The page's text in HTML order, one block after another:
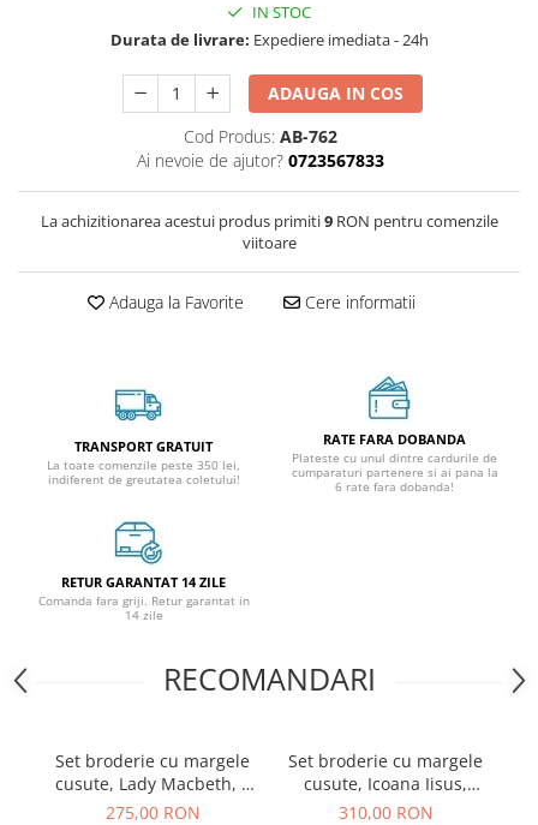
IN STOC
Durata de livrare: Expediere imediata - 24h
ADAUGA IN COS
Cod Produs: AB-762
Ai nevoie de ajutor? 0723567833
La achizitionarea acestui produs primiti9RON pentru comenzile
viitoare
Adauga la Favorite Cere informatii
TRANSPORT GRATUIT
La toate comenzile peste 350 lei,
indiferent de greutatea coletului!
RATE FARA DOBANDA
Plateste cu unul dintre cardurile de
cumparaturi partenere si ai pana la
6 rate fara dobanda!
RETUR GARANTAT 14 ZILE
Comanda fara griji. Retur garantat in
14 zile
RECOMANDARI
Set broderie cu margele
cusute, Lady Macbeth, 7
culori, 30x28 cm
275,00 RON
Set broderie cu margele
cusute, Icoana Iisus,
16x26 cm
310,00 RON